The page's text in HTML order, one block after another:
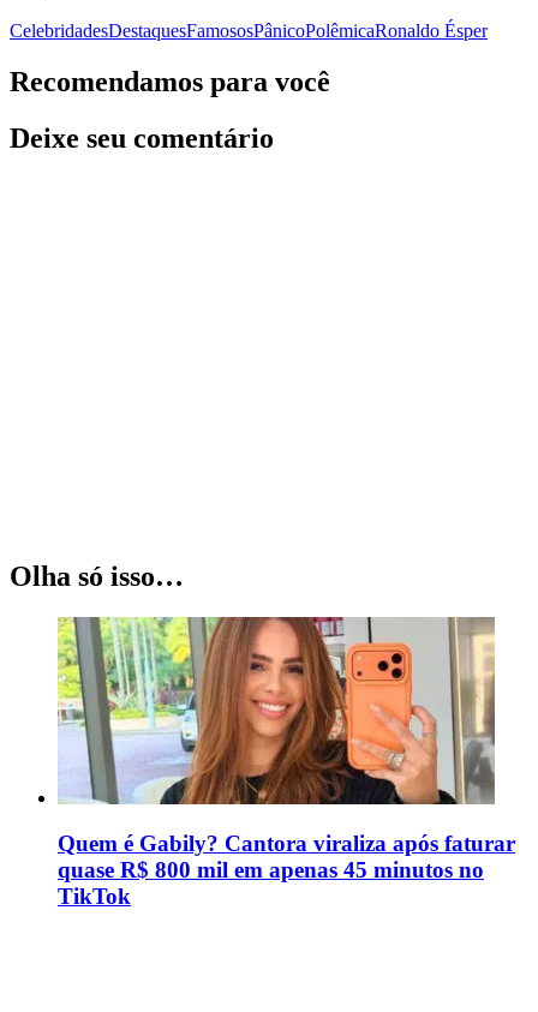
CelebridadesDestaquesFamososPânicoPolêmicaRonaldo Ésper
Recomendamos para você
Deixe seu comentário
Olha só isso…
Quem é Gabily? Cantora viraliza após faturar
quase R$ 800 mil em apenas 45 minutos no
TikTok